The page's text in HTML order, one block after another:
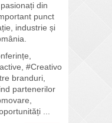
din
punct
industrie și
#Creativo
branduri,
partenerilor
...